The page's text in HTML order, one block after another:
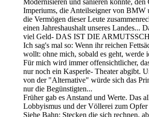
Modernisieren und sanieren könnte, den
Imperiums, die Anteilseigner von BMW
die Vermögen dieser Leute
einen Jahreshaushalt unseres Landes...
viel Geld- DAS IST DIE
Ich sag's mal so: Wenn ihr reichen
wollt: ohne mich, sobald es geht, werde
Für mich wird immer offensichtlicher,
nur noch ein Kasperle- Theater abgibt.
von der "Alternative" würde sich das
nur die Begünstigten...
Früher gab es Anstand und Werte. Das
Lobbyismus und der Völlerei zum
Siehe Bahn: Stecken die sich rechnen,